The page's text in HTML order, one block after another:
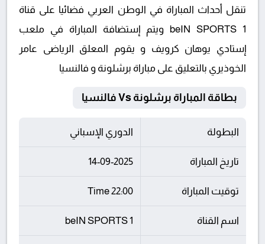
تنقل أحداث المباراة في الوطن العربي فضائيا على قناة
beIN SPORTS 1 ويتم إستضافة المباراة في ملعب
إستادي يوهان كرويف و يقوم المعلق الرياضى عامر
الخوذيري بالتعليق على مباراة برشلونة و فالنسيا
بطاقة المباراة برشلونة Vs فالنسيا
البطولة الدوري الإسباني
تاريخ المباراة 14-09-2025
توقيت المباراة 22:00 Time
اسم القناة beIN SPORTS 1